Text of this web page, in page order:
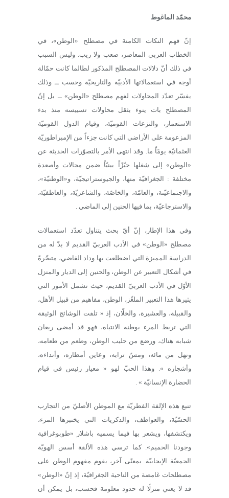
محمّد الماغوط
إنّ فهم النكات الكامنة في مصطلح «الوطن»، في
الخطاب العربي المعاصر، صعب ولا ريب. وليس السبب
في ذلك أنّ دلالات المصطلح المذكور لطالما كانت حمّالة
أوجه في استعمالاتها الأدبيّة والتاريخيّة وحسب ــ وذلك
يفسّر تعدّد المحاولات لفهم مصطلح «الوطن» ــ بل إنّ
المصطلح بات ينوء بثقل محاولات تسييسه منذ بدء
الاستعمار، والنزعات القوميّة، وقيام الدول القوميّة
المزعومة على الأراضي التي كانت جزءاً من الإمبراطوريّة
العثمانيّة يومًاً ما. وقد انتهى الأمر بالتصوّرات الحديثة عن
«الوطن» إلى شغلها حيّزًاً بينيّاً ضمن مجالات وأصعدة
مختلفة : الجغرافيّة منها، والجيوستراتيجيّة، و«الوطنيّة»،
والاجتماعيّىة، والعامّة، والخاصّة، والشاعريّة، والعاطفيّة،
والاسترجاعيّة، بما فيها الحنين إلى الماضي .
وفي هذا الإطار، إنّ أيّ بحث يتناول تعدّد استعمالات
مصطلح «الوطن» في الأدب العربيّ القديم لا بدّ له من
الدراسة المميزة التي اضطلعت بها وداد القاضي، متبحّرةً
في أشكال التعبير عن الوطن، والحنين إلى الديار والمنزل
الأوّل في الأدب العربيّ القديم، حيث تشمل الأمور التي
يثيرها هذا التعبير الملغّز، الوطن، مفاهيم من قبيل الأهل،
والقبيلة، والعشيرة، والخلّان، إذ « تلفت الوشائج الوثيقة
التي تربط المرء بوطنه الانتباه، فهو قد أمضى ريعان
شبابه هناك، ورضع من حليب الوطن، وطعم من طعامه،
ونهل من مائه، ومسّ ترابه، وعاين أمطاره، وأنداءه،
وأشجاره ». وهذا الحبّ لهو « معيار رئيس في قيام
الحضارة الإنسانيّة » .
تنبع هذه الإلفة الفطريّة مع الموطن الأصليّ من التجارب
الحسّيّة، والعواطف، والذكريات التي يختبرها المرء،
ويكتشفها، ويشعر بها فيما يسميه باشلار «طوبوغرافية
وجودنا الحميم». كما ترسي هذه الألفة أسس الهويّة
الجمعيّة الإيجابيّة. بمعنًى آخر، يقوم مفهوم الوطن على
مصطلحات غامضة من الناحية الجغرافيّة، إذ إنّ «الوطن»
قد لا يعني منزلًا له حدود معلومة فحسب، بل يمكن أن